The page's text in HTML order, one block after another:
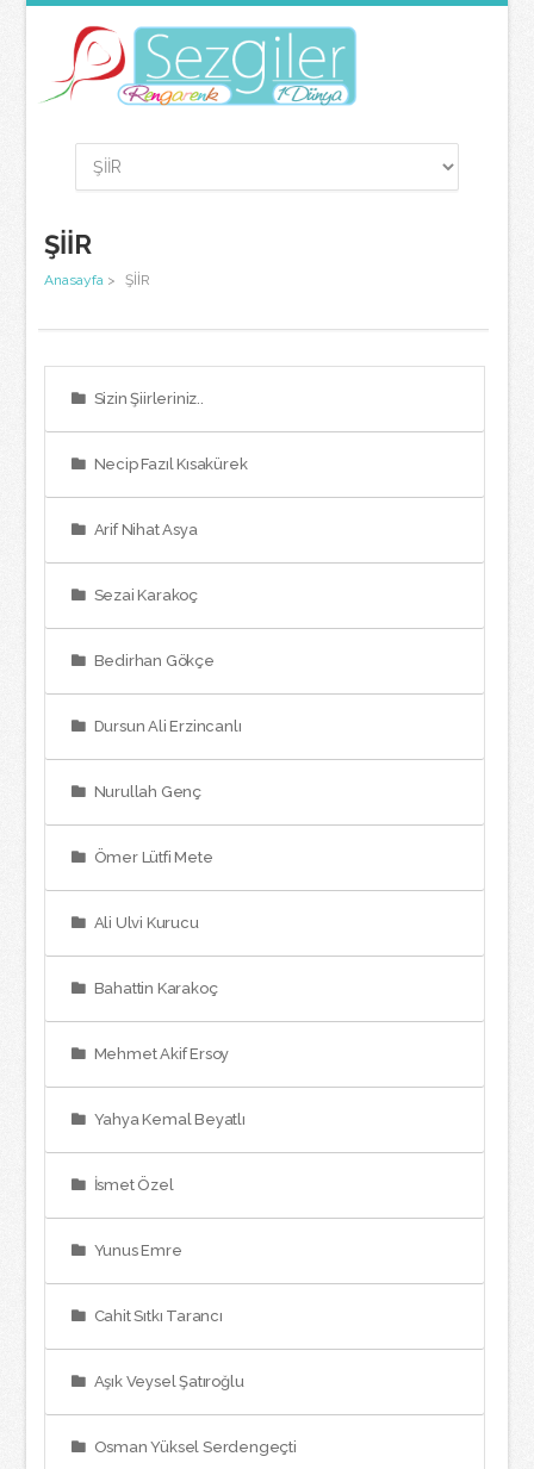
ŞİİR
Anasayfa > ŞİİR
Sizin Şiirleriniz..
Necip Fazıl Kısakürek
Arif Nihat Asya
Sezai Karakoç
Bedirhan Gökçe
Dursun Ali Erzincanlı
Nurullah Genç
Ömer Lütfi Mete
Ali Ulvi Kurucu
Bahattin Karakoç
Mehmet Akif Ersoy
Yahya Kemal Beyatlı
İsmet Özel
Yunus Emre
Cahit Sıtkı Tarancı
Aşık Veysel Şatıroğlu
Osman Yüksel Serdengeçti